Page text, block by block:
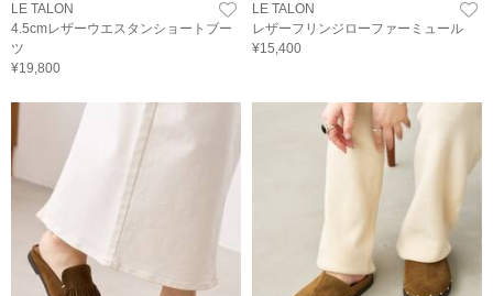
LE TALON
4.5cmレザーウエスタンショートブー
ツ
¥19,800
LE TALON
レザーフリンジローファーミュール
¥15,400